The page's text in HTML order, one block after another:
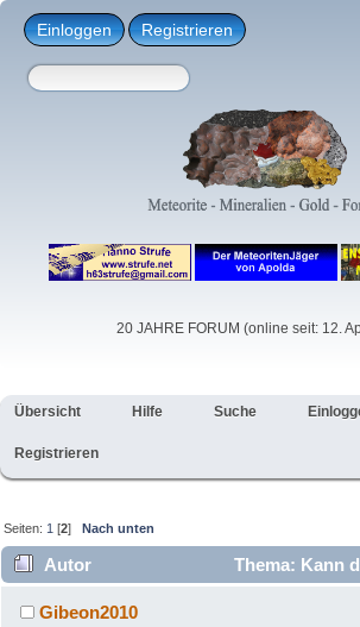
Einloggen Registrieren
20 JAHRE FORUM (online seit: 12.
Übersicht Hilfe Suche
Registrieren
Seiten: 1 [2]Nach unten
Autor
Thema: Kann
mehr einsehen (Gelesen 8749 mal)
Gibeon2010